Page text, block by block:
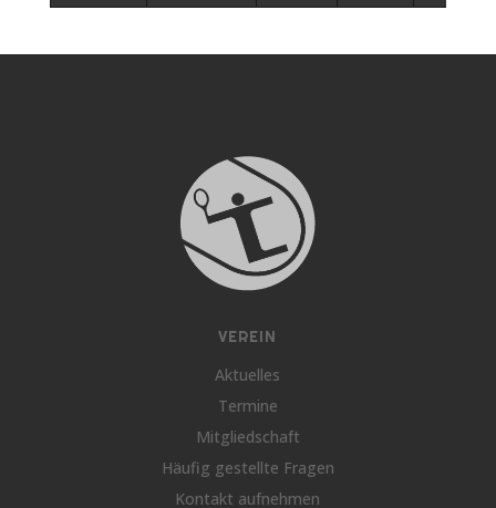
VEREIN
Aktuelles
Termine
Mitgliedschaft
Häufig gestellte Fragen
Kontakt aufnehmen